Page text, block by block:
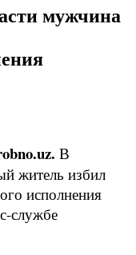
мужчина
В
житель избил
исполнения
службе